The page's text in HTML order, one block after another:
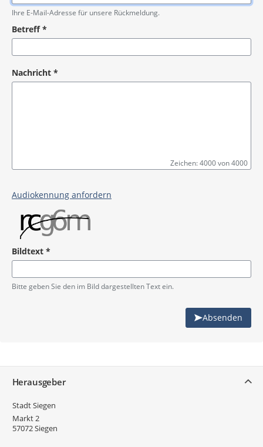
Pflichtangabe
Ihre E-Mail-Adresse für unsere Rückmeldung.
Betreff*
Nachricht *
Zeichen: 4000 von 4000
Audiokennung anfordern
Bildtext *
Pflichtangabe
Bitte geben Sie den im Bild dargestellten Text ein.
Absenden
Herausgeber
Stadt Siegen
Markt 2
57072Siegen